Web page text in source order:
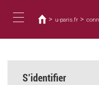
contenu
navigation
êtes
ici
> u-paris.fr >
S’identifier